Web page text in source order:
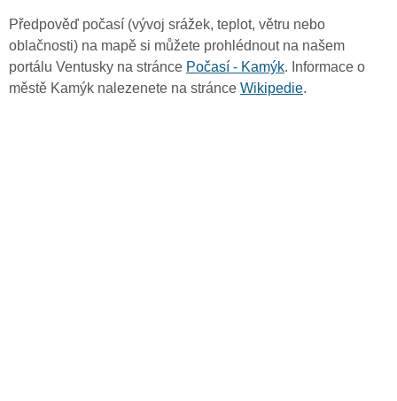
Předpověď počasí (vývoj srážek, teplot, větru nebo
oblačnosti) na mapě si můžete prohlédnout na našem
portálu Ventusky na stránce Počasí - Kamýk. Informace o
městě Kamýk nalezenete na stránce Wikipedie.